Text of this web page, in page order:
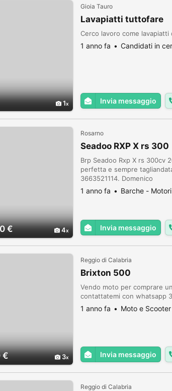
1
Gioia Tauro
Lavapiatti tuttofare
Cerco lavoro come
1 anno fa Candidati in
Invia messaggio
€ 4
Rosarno
Seadoo RXP X rs 300
Brp Seadoo Rxp X rs 300cv
perfetta e sempre
3663521114. Domenico
1 anno fa Barche - Motori
Invia messaggio
€ 3
Reggio di Calabria
Brixton 500
Vendo moto per comprare
contattatemi con whatsapp
1 anno fa Moto e Scooter
Invia messaggio
Reggio di Calabria